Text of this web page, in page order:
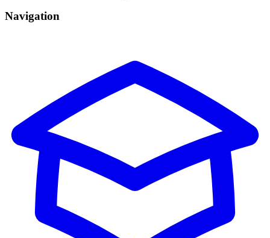
Navigation